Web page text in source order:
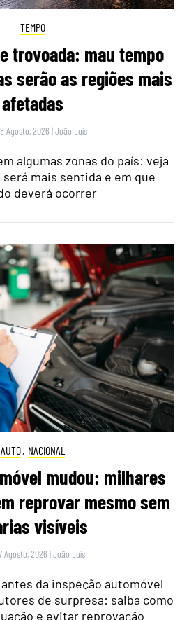
TEMPO
trovoada: mau tempo
serão as regiões mais
afetadas
Agosto, 2026 |João Luís
algumas zonas do país: veja
será mais sentida e em que
deverá ocorrer
AUTO, NACIONAL
mudou: milhares
reprovar mesmo sem
visíveis
Agosto, 2026 |João Luís
da inspeção automóvel
de surpresa: saiba como
e evitar reprovação